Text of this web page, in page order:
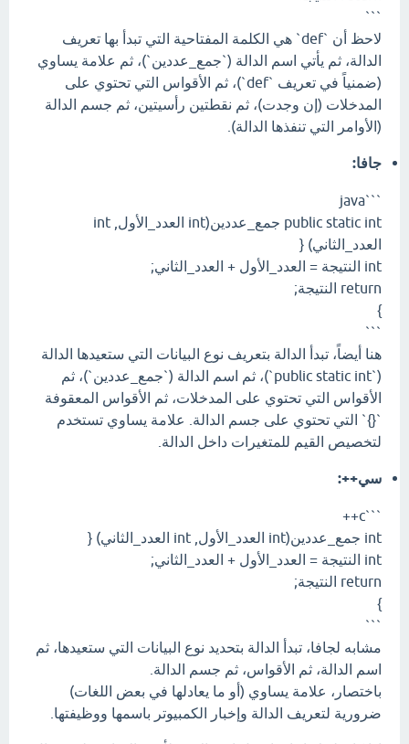
```
لاحظ أن `def` هي الكلمة المفتاحية التي تبدأ بها تعريف
الدالة، ثم يأتي اسم الدالة (`جمع_عددين`)، ثم علامة يساوي
(ضمنياً في تعريف `def`)، ثم الأقواس التي تحتوي على
المدخلات (إن وجدت)، ثم نقطتين رأسيتين، ثم جسم الدالة
(الأوامر التي تنفذها الدالة).
جافا:
```java
public static int جمع_عددين(int العدد_الأول, int
العدد_الثاني) {
int النتيجة = العدد_الأول + العدد_الثاني;
return النتيجة;
}
```
هنا أيضاً، تبدأ الدالة بتعريف نوع البيانات التي ستعيدها الدالة
(`public static int`)، ثم اسم الدالة (`جمع_عددين`)، ثم
الأقواس التي تحتوي على المدخلات، ثم الأقواس المعقوفة
`{}` التي تحتوي على جسم الدالة. علامة يساوي تستخدم
لتخصيص القيم للمتغيرات داخل الدالة.
سي++:
```c++
int جمع_عددين(int العدد_الأول, int العدد_الثاني) {
int النتيجة = العدد_الأول + العدد_الثاني;
return النتيجة;
}
```
مشابه لجافا، تبدأ الدالة بتحديد نوع البيانات التي ستعيدها، ثم
اسم الدالة، ثم الأقواس، ثم جسم الدالة.
باختصار، علامة يساوي (أو ما يعادلها في بعض اللغات)
ضرورية لتعريف الدالة وإخبار الكمبيوتر باسمها ووظيفتها.